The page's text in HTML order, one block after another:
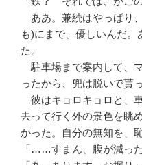
ああ。兼続はやっぱり
も)にまで、優しいんだ
た。
駐車場まで案内して、
ったから、兜は脱いで貰っ
彼はキョロキョロと、
去って行く外の景色を眺
かった。自分の無知を、
「……すまん、腹が減っ